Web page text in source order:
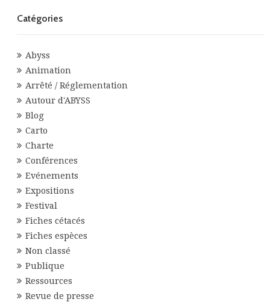
Catégories
Abyss
Animation
Arrêté / Réglementation
Autour d'ABYSS
Blog
Carto
Charte
Conférences
Evénements
Expositions
Festival
Fiches cétacés
Fiches espèces
Non classé
Publique
Ressources
Revue de presse